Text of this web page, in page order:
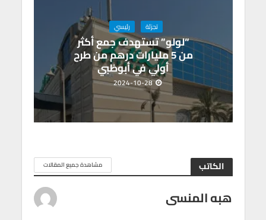
تجزئة رئيسي
“لولو” تستهدف جمع أكثر
من 5 مليارات درهم من طرح
أولي في أبوظبي
2024-10-28
الكاتب مشاهدة جميع المقالات
هبه المنسى